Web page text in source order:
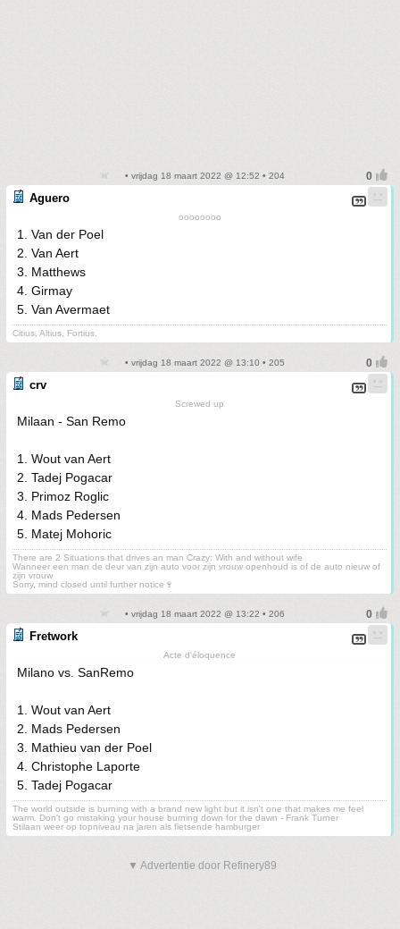
• vrijdag 18 maart 2022 @ 12:52 • 204
Aguero
oooooooo
1. Van der Poel
2. Van Aert
3. Matthews
4. Girmay
5. Van Avermaet
Citius, Altius, Fortius.
• vrijdag 18 maart 2022 @ 13:10 • 205
crv
Screwed up
Milaan - San Remo
1. Wout van Aert
2. Tadej Pogacar
3. Primoz Roglic
4. Mads Pedersen
5. Matej Mohoric
There are 2 Situations that drives an man Crazy: With and without wife
Wanneer een man de deur van zijn auto voor zijn vrouw openhoud is of de auto nieuw of
zijn vrouw
Sorry, mind closed until further notice🍷
• vrijdag 18 maart 2022 @ 13:22 • 206
Fretwork
Acte d'éloquence
Milano vs. SanRemo
1. Wout van Aert
2. Mads Pedersen
3. Mathieu van der Poel
4. Christophe Laporte
5. Tadej Pogacar
The world outside is burning with a brand new light but it isn't one that makes me feel
warm. Don't go mistaking your house burning down for the dawn - Frank Turner
Stilaan weer op topniveau na jaren als fietsende hamburger
▼ Advertentie door Refinery89